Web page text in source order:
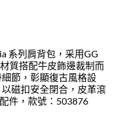
系列肩背包，采用GG
質搭配牛皮飾邊裁制而
節，彰顯復古風格設
磁扣安全閉合，皮革滾
件，款號：503876